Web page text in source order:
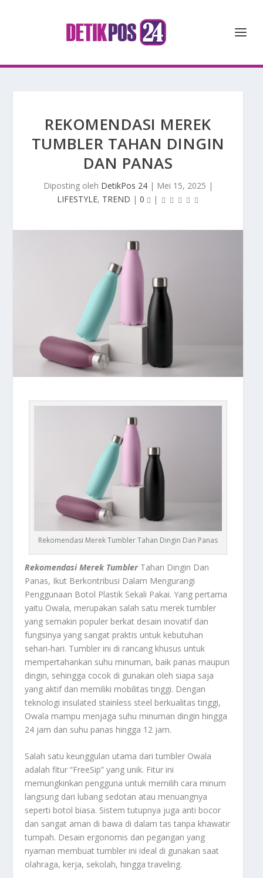
REKOMENDASI MEREK
TUMBLER TAHAN DINGIN
DAN PANAS
Diposting oleh DetikPos 24| Mei 15, 2025 |
LIFESTYLE, TREND | 0 |
Rekomendasi Merek Tumbler Tahan Dingin Dan Panas
Rekomendasi Merek TumblerTahan Dingin Dan
Panas, Ikut Berkontribusi Dalam Mengurangi
Penggunaan Botol Plastik Sekali Pakai. Yang pertama
yaitu Owala, merupakan salah satu merek tumbler
yang semakin populer berkat desain inovatif dan
fungsinya yang sangat praktis untuk kebutuhan
sehari-hari. Tumbler ini di rancang khusus untuk
mempertahankan suhu minuman, baik panas maupun
dingin, sehingga cocok di gunakan oleh siapa saja
yang aktif dan memiliki mobilitas tinggi. Dengan
teknologi insulated stainless steel berkualitas tinggi,
Owala mampu menjaga suhu minuman dingin hingga
24 jam dan suhu panas hingga 12 jam.
Salah satu keunggulan utama dari tumbler Owala
adalah fitur “FreeSip” yang unik. Fitur ini
memungkinkan pengguna untuk memilih cara minum
langsung dari lubang sedotan atau menuangnya
seperti botol biasa. Sistem tutupnya juga anti bocor
dan sangat aman di bawa di dalam tas tanpa khawatir
tumpah. Desain ergonomis dan pegangan yang
nyaman membuat tumbler ini ideal di gunakan saat
olahraga, kerja, sekolah, hingga traveling.